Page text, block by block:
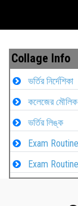
Collage Info
ভর্তির নির্দেশিকা
কলেজের মৌলিক
ভর্তির লিঙ্ক
Exam Routine
Exam Routine